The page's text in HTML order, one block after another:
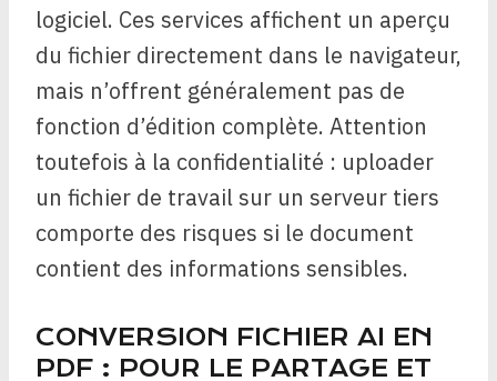
logiciel. Ces services affichent un aperçu
du fichier directement dans le navigateur,
mais n’offrent généralement pas de
fonction d’édition complète. Attention
toutefois à la confidentialité : uploader
un fichier de travail sur un serveur tiers
comporte des risques si le document
contient des informations sensibles.
CONVERSION FICHIER AI EN
PDF : POUR LE PARTAGE ET